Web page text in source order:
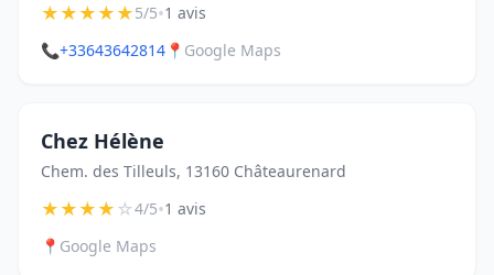
★★★★★5/5•1 avis
📞+33643642814 📍 Google Maps
Chez Hélène
Chem. des Tilleuls, 13160 Châteaurenard
★★★★☆4/5•1 avis
📍 Google Maps